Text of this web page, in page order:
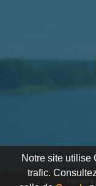
Notre site utilise
trafic.